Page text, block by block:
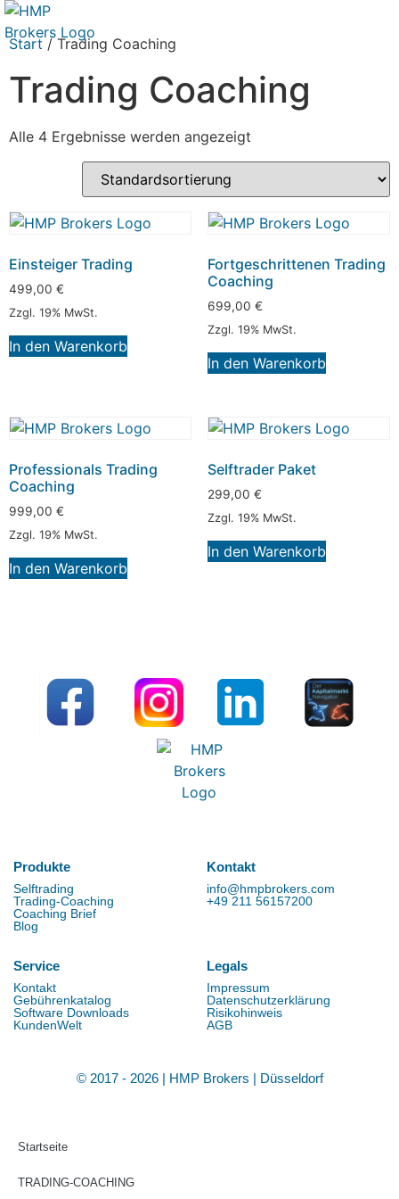
Start / Trading Coaching
Trading Coaching
Alle 4 Ergebnisse werden angezeigt
Einsteiger Trading
499,00 €
Zzgl. 19% MwSt.
In den Warenkorb
Fortgeschrittenen Trading
Coaching
699,00 €
Zzgl. 19% MwSt.
In den Warenkorb
Professionals Trading
Coaching
999,00 €
Zzgl. 19% MwSt.
In den Warenkorb
Selftrader Paket
299,00 €
Zzgl. 19% MwSt.
In den Warenkorb
Produkte
Selftrading
Trading-Coaching
Coaching Brief
Blog
Service
Kontakt
Gebührenkatalog
Software Downloads
KundenWelt
Legals
Impressum
Datenschutzerklärung
Risikohinweis
AGB
Kontakt
info@hmpbrokers.com
+49 211 56157200
© 2017 - 2026 | HMP Brokers | Düsseldorf
Startseite
TRADING-COACHING